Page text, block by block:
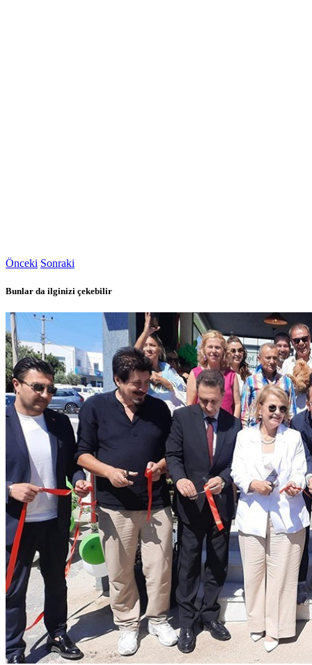
Önceki Sonraki
Bunlar da ilginizi çekebilir